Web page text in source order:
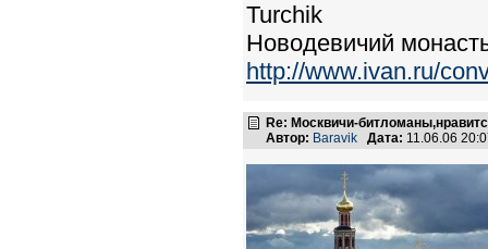
Turchik
Новодевичий
http://www.ivan.ru/
Re: Москвичи-
Автор: Baravik Дата: 11.06.06